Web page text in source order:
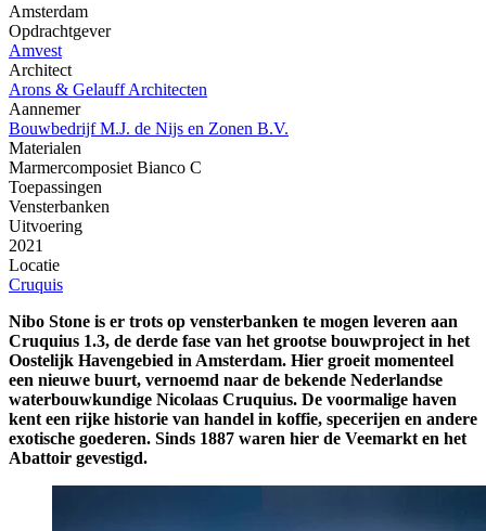
Amsterdam
Opdrachtgever
Amvest
Architect
Arons & Gelauff Architecten
Aannemer
Bouwbedrijf M.J. de Nijs en Zonen B.V.
Materialen
Marmercomposiet Bianco C
Toepassingen
Vensterbanken
Uitvoering
2021
Locatie
Cruquis
Nibo Stone is er trots op vensterbanken te mogen leveren aan
Cruquius 1.3, de derde fase van het grootse bouwproject in het
Oostelijk Havengebied in Amsterdam. Hier groeit momenteel
een nieuwe buurt, vernoemd naar de bekende Nederlandse
waterbouwkundige Nicolaas Cruquius. De voormalige haven
kent een rijke historie van handel in koffie, specerijen en andere
exotische goederen. Sinds 1887 waren hier de Veemarkt en het
Abattoir gevestigd.